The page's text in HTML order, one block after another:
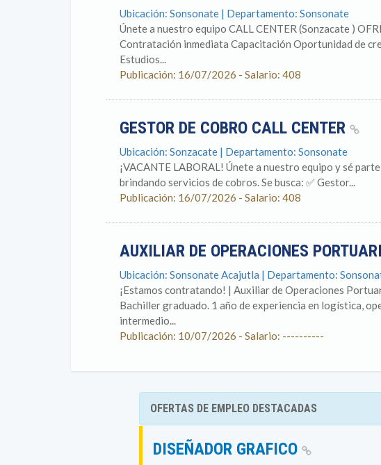
Ubicación: Sonsonate | Departamento: Sonsonate
Únete a nuestro equipo CALL CENTER (Sonzacate )
Contratación inmediata Capacitación Oportunidad de
Estudios...
Publicación: 16/07/2026 - Salario: 408
GESTOR DE COBRO CALL CENTER
Ubicación: Sonzacate | Departamento: Sonsonate
¡VACANTE LABORAL! Únete a nuestro equipo y sé
brindando servicios de cobros. Se busca: ✅ Gestor...
Publicación: 16/07/2026 - Salario: 408
AUXILIAR DE OPERACIONES
Ubicación: Sonsonate Acajutla | Departamento:
¡Estamos contratando! | Auxiliar de Operaciones
Bachiller graduado. 1 año de experiencia en logística,
intermedio...
Publicación: 10/07/2026 - Salario: ----------
OFERTAS DE EMPLEO DESTACADAS
DISEÑADOR GRAFICO